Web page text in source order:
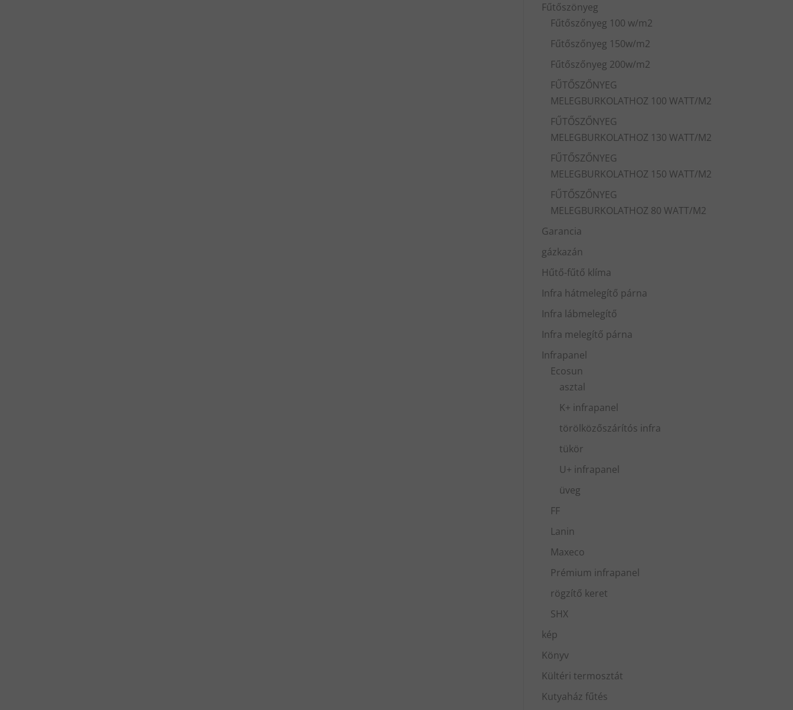
Fűtőszönyeg
Fűtőszőnyeg 100 w/m2
Fűtőszőnyeg 150w/m2
Fűtőszőnyeg 200w/m2
FŰTŐSZŐNYEG
MELEGBURKOLATHOZ 100 WATT/M2
FŰTŐSZŐNYEG
MELEGBURKOLATHOZ 130 WATT/M2
FŰTŐSZŐNYEG
MELEGBURKOLATHOZ 150 WATT/M2
FŰTŐSZŐNYEG
MELEGBURKOLATHOZ 80 WATT/M2
Garancia
gázkazán
Hűtő-fűtő klíma
Infra hátmelegítő párna
Infra lábmelegítő
Infra melegítő párna
Infrapanel
Ecosun
asztal
K+ infrapanel
törölközőszárítós infra
tükör
U+ infrapanel
üveg
FF
Lanin
Maxeco
Prémium infrapanel
rögzítő keret
SHX
kép
Könyv
Kültéri termosztát
Kutyaház fűtés